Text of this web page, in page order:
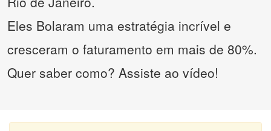
Eles Bolaram uma estratégia incrível e
cresceram o faturamento em mais de 80%.
Quer saber como? Assiste ao vídeo!